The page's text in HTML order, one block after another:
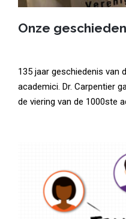
Onze
135 jaar geschiedenis van
academici. Dr. Carpentier
de viering van de 1000ste